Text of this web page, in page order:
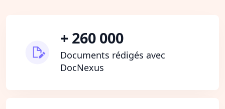
+ 260 000
Documents rédigés avec
DocNexus